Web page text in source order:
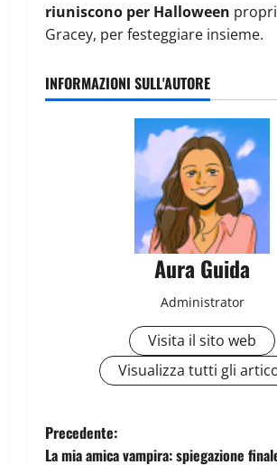
riuniscono per Halloween
Gracey, per festeggiare insieme.
INFORMAZIONI SULL'AUTORE
Aura Guida
Administrator
Visita il sito web
Visualizza tutti gli
Precedente:
La mia amica vampira: spiegazione